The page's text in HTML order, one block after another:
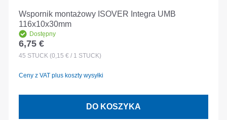
Wspornik montażowy ISOVER Integra UMB
116x10x30mm
Dostępny
Cena regularna:
6,75 €
45 STÜCK (0,15 € / 1 STÜCK)
Ceny z VAT plus koszty wysyłki
DO KOSZYKA